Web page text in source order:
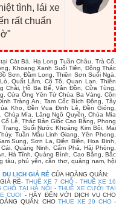
tình, lái xe
rất chuẩn
Cát Bà, Hạ Long Tuần Châu, Trà Cổ,
Khoang Xanh Suối Tiên, Động Thác
Sơn, Đầm Long, Thiên Sơn Suối Ngà,
Quất Lâm, Cô Tô, Quan Lạn, Thiên
Chải, Hồ Ba Bể, Vân Đồn, Cửa Tùng,
Cửa Ông Yên Tử Chùa Ba Vàng, Côn
Tràng An, Tam Cốc Bích Động, Tây
Kho, Đền Vua Đinh Lê, Đền Gióng,
Mía, Lăng Ngô Quyền, Chùa Mía
Lễ, Thác Bản Giốc Cao Bằng, Phong
Suối Nước Khoáng Kim Bôi, Mai
Tuần Mẫu Linh Giang, Yên Phong,
Sung, Sơn La, Điện Biên, Hoa Binh,
Quảng Ninh, Cẩm Phả, Hải Phòng,
Hà Tĩnh, Quảng Bình, Cao Bằng, Bắc
tàu, phú yên, cần thơ, quảng nam, hội
DU LỊCH GIÁ RẺ CỦA HOÀNG QUÂN:
RẺ- THUÊ XE 7 CHỖ- THUÊ XE 16
CHỖ TẠI HÀ NỘI -THUÊ XE CƯỚI TẠI
CUOI - HÃY ĐẾN VỚI DỊCH VỤ CHO
QUÂN: CHOTHUE XE 29 CHO-